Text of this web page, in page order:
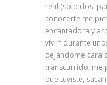
real (solo dos,
conocerte me
encantadora y
vivir” durante
dejándome cara
transcurrido, me
que tuviste,